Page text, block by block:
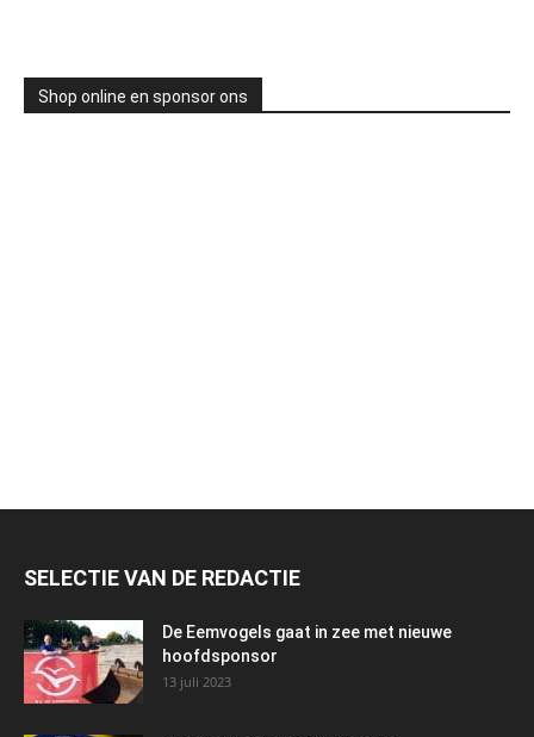
Shop online en sponsor ons
SELECTIE VAN DE REDACTIE
De Eemvogels gaat in zee met nieuwe
hoofdsponsor
13 juli 2023